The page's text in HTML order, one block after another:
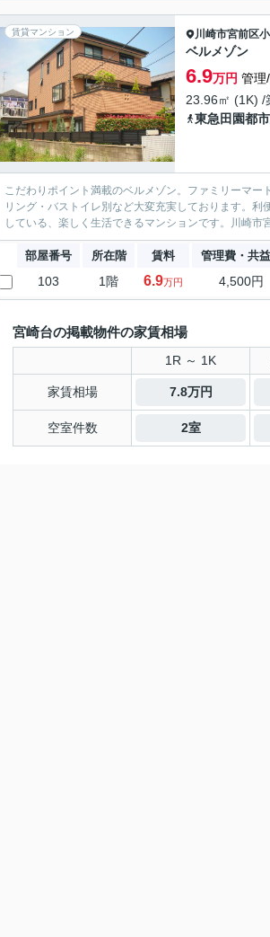
賃貸マンション 川崎市宮前区
ベルメゾン
6.9万円 管理
23.96㎡ (1K) /
東急田園都
こだわりポイント満載のベルメゾン。ファミリーマ
リング・バストイレ別など大変充実しております。
している、楽しく生活できるマンションです。川崎
部屋番号 所在階 賃料 管理費・共
103 1階 6.9万円 4,500円
宮崎台の掲載物件の家賃相場
1R ～ 1K
家賃相場 7.8万円
空室件数 2室